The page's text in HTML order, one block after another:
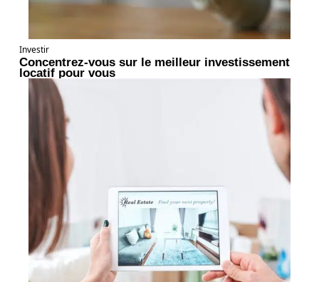
Investir
Concentrez-vous sur le meilleur investissement
locatif pour vous